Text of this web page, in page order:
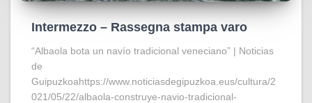
Intermezzo – Rassegna stampa varo
“Albaola bota un navío tradicional veneciano” | Noticias
de
Guipuzkoahttps://www.noticiasdegipuzkoa.eus/cultura/2
021/05/22/albaola-construye-navio-tradicional-